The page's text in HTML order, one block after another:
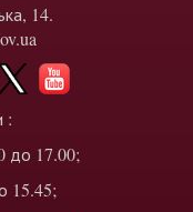
14.
:
до 17.00;
15.45;